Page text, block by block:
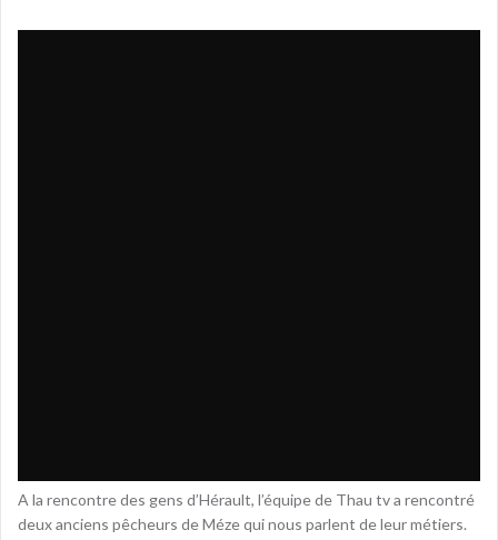
A la rencontre des gens d’Hérault, l’équipe de Thau tv a rencontré
deux anciens pêcheurs de Méze qui nous parlent de leur métiers.